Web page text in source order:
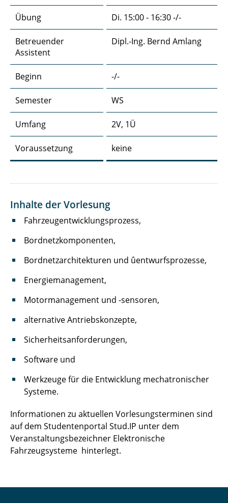
Erweiterte Methoden der Regelungstechnik
Fahrzeugsystemtechnik
Grundlagen der Regelungstechnik
Identifikation dynamischer Systeme
Nichtlineare Regelungstechnik
Seminar: Modellfahrzeugbau
Übung Di. 15:00 - 16:30 -/-
Betreuender
Assistent
Dipl.-Ing. Bernd Amlang
Beginn -/-
Semester WS
Umfang 2V, 1Ü
Voraussetzung keine
Inhalte der Vorlesung
Fahrzeugentwicklungsprozess,
Bordnetzkomponenten,
Bordnetzarchitekturen und ûentwurfsprozesse,
Energiemanagement,
Motormanagement und -sensoren,
alternative Antriebskonzepte,
Sicherheitsanforderungen,
Software und
Werkzeuge für die Entwicklung mechatronischer
Systeme.
Informationen zu aktuellen Vorlesungsterminen sind
auf dem Studentenportal Stud.IP unter dem
Veranstaltungsbezeichner Elektronische
Fahrzeugsysteme hinterlegt.